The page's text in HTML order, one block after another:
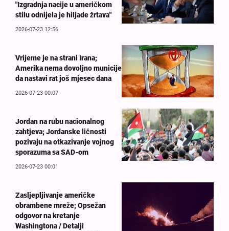
"Izgradnja nacije u američkom
stilu odnijela je hiljade žrtava"
2026-07-23 12:56
Vrijeme je na strani Irana;
Amerika nema dovoljno municije
da nastavi rat još mjesec dana
2026-07-23 00:07
Jordan na rubu nacionalnog
zahtjeva; Jordanske ličnosti
pozivaju na otkazivanje vojnog
sporazuma sa SAD-om
2026-07-23 00:01
Zasljepljivanje američke
obrambene mreže; Opsežan
odgovor na kretanje
Washingtona / Detalji